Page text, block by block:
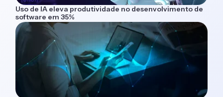
Uso de IA eleva produtividade no desenvolvimento de
software em 35%